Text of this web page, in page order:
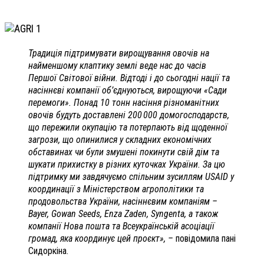
Традиція підтримувати вирощування овочів на
найменшому клаптику землі веде нас до часів
Першої Світової війни. Відтоді і до сьогодні нації та
насіннєві компанії об’єднуються, вирощуючи «Сади
перемоги». Понад 10 тонн насіння різноманітних
овочів будуть доставлені 200 000 домогосподарств,
що пережили окупацію та потерпають від щоденної
загрози, що опинилися у складних економічних
обставинах чи були змушені покинути свій дім та
шукати прихистку в різних куточках України. За цю
підтримку ми завдячуємо спільним зусиллям USAID у
координації з Міністерством агрополітики та
продовольства України, насіннєвим компаніям –
Bayer, Gowan Seeds, Enza Zaden, Syngenta, а також
компанії Нова пошта та Всеукраїнській асоціації
громад, яка координує цей проєкт», – повідомила пані
Сидоркіна.